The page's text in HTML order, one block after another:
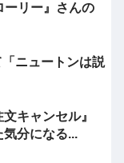
ーリー』さんの
ニュートンは説
キャンセル』
分になる...